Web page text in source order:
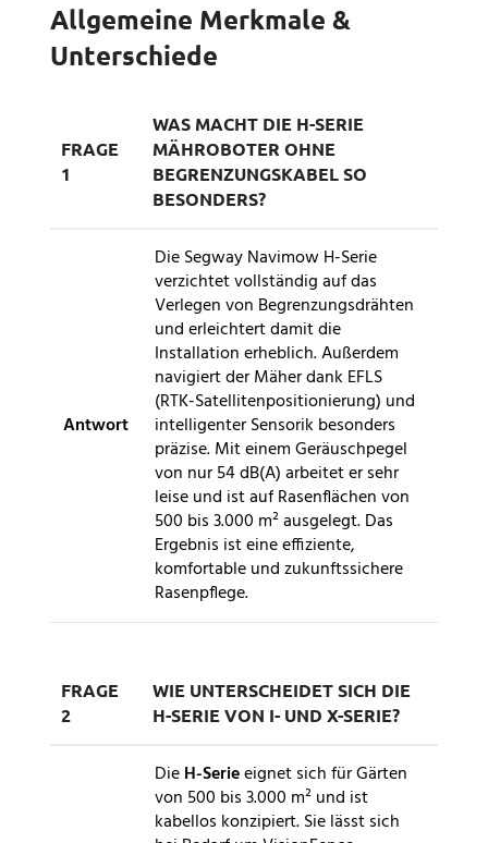
Allgemeine Merkmale &
Unterschiede
FRAGE
1
WAS MACHT DIE H-SERIE
MÄHROBOTER OHNE
BEGRENZUNGSKABEL SO
BESONDERS?
Antwort
Die Segway Navimow H-Serie
verzichtet vollständig auf das
Verlegen von Begrenzungsdrähten
und erleichtert damit die
Installation erheblich. Außerdem
navigiert der Mäher dank EFLS
(RTK-Satellitenpositionierung) und
intelligenter Sensorik besonders
präzise. Mit einem Geräuschpegel
von nur 54 dB(A) arbeitet er sehr
leise und ist auf Rasenflächen von
500 bis 3.000 m² ausgelegt. Das
Ergebnis ist eine effiziente,
komfortable und zukunftssichere
Rasenpflege.
FRAGE
2
WIE UNTERSCHEIDET SICH DIE
H-SERIE VON I- UND X-SERIE?
DieH-Serieeignet sich für Gärten
von 500 bis 3.000 m² und ist
kabellos konzipiert. Sie lässt sich